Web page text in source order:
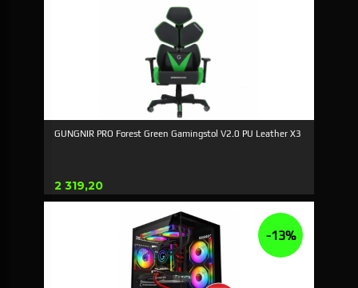
GUNGNIR PRO Forest Green Gamingstol V2.0 PU Leather X3
Pris
2 319,20
-13%